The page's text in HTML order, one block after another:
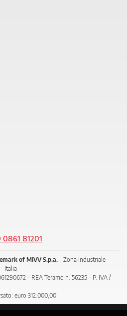
0861 81201
of MIVV S.p.a. - Zona Industriale -
- Italia
- REA Teramo n. 56235 - P. IVA /
euro 312.000,00